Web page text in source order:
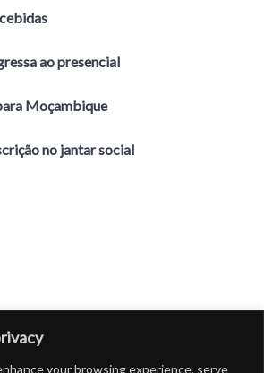
your browsing experience, serve
ao presencial
Moçambique
no jantar social